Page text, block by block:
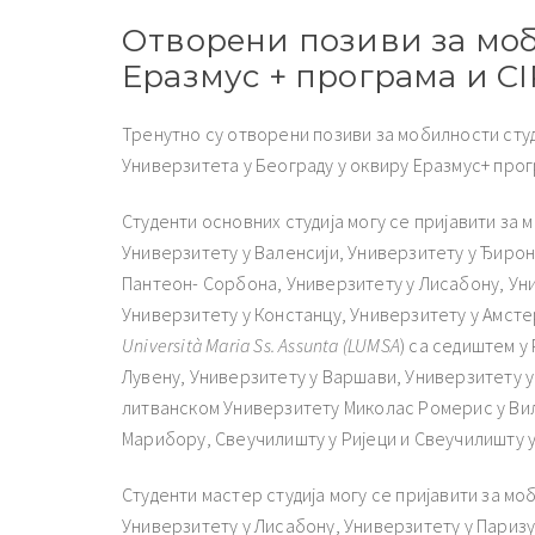
Отворени позиви за
Еразмус + програма и
Тренутно су отворени позиви за мобилности
Универзитета у Београду у оквиру Еразмус+
Студенти основних студија могу се пријавити
Универзитету у Валенсији, Универзитету у
Пантеон- Сорбона, Универзитету у Лисабону,
Универзитету у Констанцу, Универзитету у
UniversitàMariaSs.Assunta (LUMSA) са седиштем у
Лувену, Универзитету у Варшави, Универзитету
литванском Универзитету Миколас Ромерис у
Марибору, Свеучилишту у Ријеци и Свеучилишту
Студенти мастер студија могу се пријавити за
Универзитету у Лисабону, Универзитету у